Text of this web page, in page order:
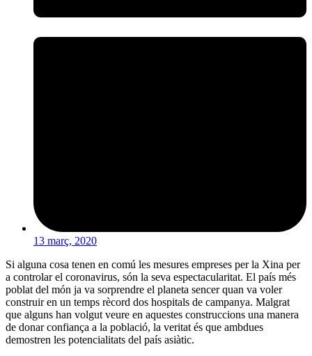
13 març, 2020
Si alguna cosa tenen en comú les mesures empreses per la Xina per
a controlar el coronavirus, són la seva espectacularitat. El país més
poblat del món ja va sorprendre el planeta sencer quan va voler
construir en un temps rècord dos hospitals de campanya. Malgrat
que alguns han volgut veure en aquestes construccions una manera
de donar confiança a la població, la veritat és que ambdues
demostren les potencialitats del país asiàtic.